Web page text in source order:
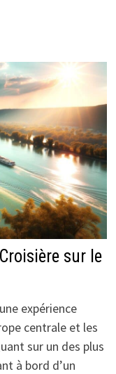
sur le
expérience
centrale et les
sur un des plus
à bord d’un